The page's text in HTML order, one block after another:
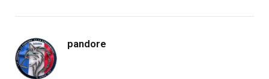
pandore